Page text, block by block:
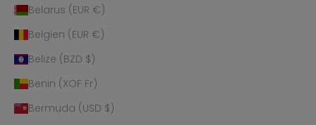
Belarus (EUR €)
Belgien (EUR €)
Belize (BZD $)
Benin (XOF Fr)
Bermuda (USD $)